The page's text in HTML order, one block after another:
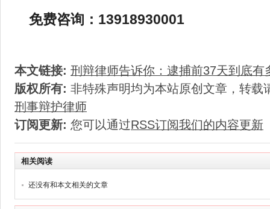
免费咨询：13918930001
本文链接: 刑辩律师告诉你：逮捕前37天到底有
版权所有: 非特殊声明均为本站原创文章，转载
刑事辩护律师
订阅更新: 您可以通过RSS订阅我们的内容更新
相关阅读
还没有和本文相关的文章